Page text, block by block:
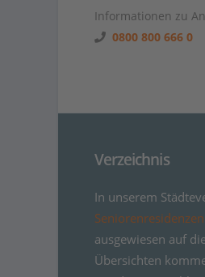
Informationen zu
0800 800 666 0
Verzeichnis
In unserem
ausgewiesen auf
Übersichten